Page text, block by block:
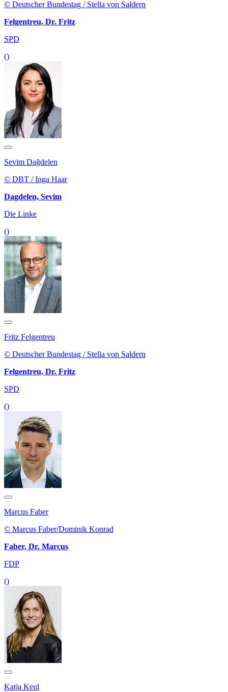
© Deutscher Bundestag / Stella von Saldern
Felgentreu, Dr. Fritz
SPD
()
Sevim Dağdelen
© DBT / Inga Haar
Dagdelen, Sevim
Die Linke
()
Fritz Felgentreu
© Deutscher Bundestag / Stella von Saldern
Felgentreu, Dr. Fritz
SPD
()
Marcus Faber
© Marcus Faber/Dominik Konrad
Faber, Dr. Marcus
FDP
()
Katja Keul